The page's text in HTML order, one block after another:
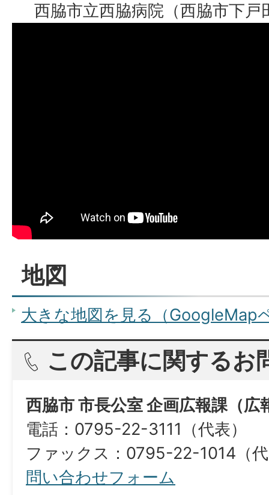
西脇市立西脇病院（西脇市下戸
地図
大きな地図を見る（GoogleMap
この記事に関するお
西脇市 市長公室 企画広報課（広
電話：0795-22-3111（代表）
ファックス：0795-22-1014（
問い合わせフォーム